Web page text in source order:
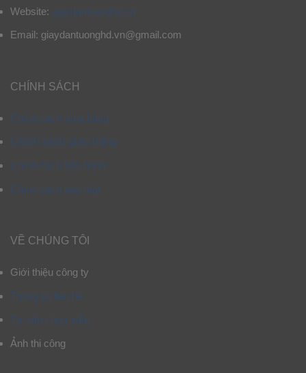
Website: giaydantuonghd.vn
Email: giaydantuonghd.vn@gmail.com
CHÍNH SÁCH
Chính sách mua hàng
Chính sách giao hàng
Chính sách bảo hành
Chính sách bảo mật
VỀ CHÚNG TÔI
Giới thiệu công ty
Thông tin liên hệ
Tư vấn chọn mẫu
Ảnh thi công